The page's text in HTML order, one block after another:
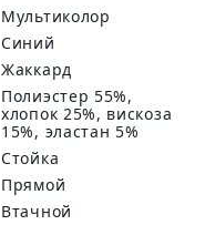
Мультиколор
синий
Жаккард
полиэстер 55%,
хлопок 25%, вискоза
15%, эластан 5%
Стойка
Прямой
Втачной